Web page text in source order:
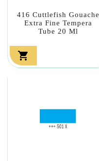
416 Cuttlefish Gouache
Extra Fine Tempera
Tube 20 Ml
